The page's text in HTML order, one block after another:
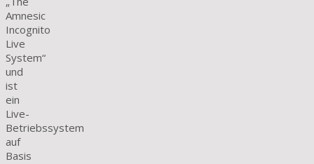
Amnesic
Incognito
Live
System“
und
ist
ein
Live-
Betriebssystem
auf
Basis